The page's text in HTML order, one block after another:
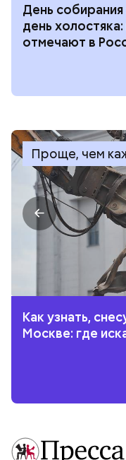
День
день
отмечают в
Проще, чем
Как узнать,
Москве: где